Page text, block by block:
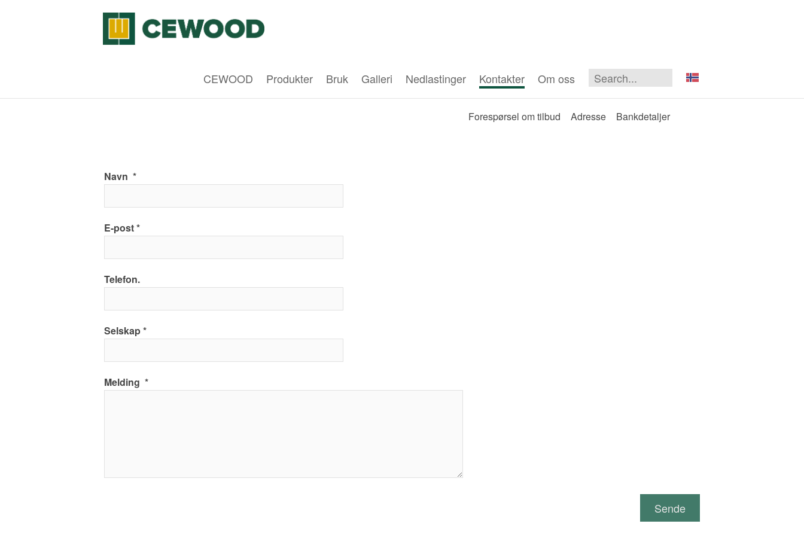
CEWOOD Produkter Bruk Galleri Nedlastinger Kontakter Om oss
Forespørsel om tilbud Adresse Bankdetaljer
Navn
E-post
Telefon.
Selskap
Melding